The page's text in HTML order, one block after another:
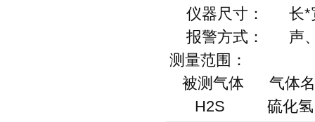
仪器尺寸： 长*宽
报警方式： 声、
测量范围：
被测气体 气体
H2S 硫化氢